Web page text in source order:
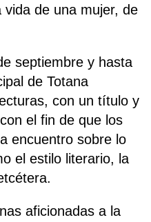
de una mujer, de
septiembre y hasta
de Totana
con un título y
el fin de que los
encuentro sobre lo
el estilo literario, la
aficionadas a la